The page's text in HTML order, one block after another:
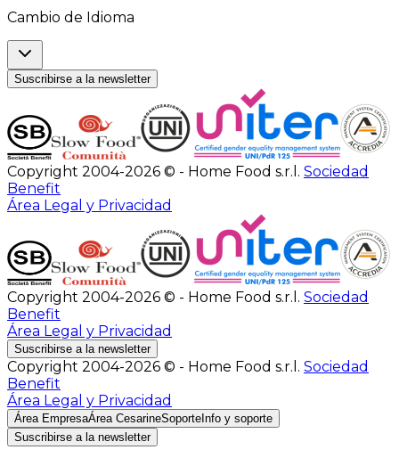
Cambio de Idioma
Suscribirse a la newsletter
Copyright 2004-2026 © - Home Food s.r.l. Sociedad
Benefit
Área Legal y Privacidad
Copyright 2004-2026 © - Home Food s.r.l. Sociedad
Benefit
Área Legal y Privacidad
Suscribirse a la newsletter
Copyright 2004-2026 © - Home Food s.r.l. Sociedad
Benefit
Área Legal y Privacidad
Área EmpresaÁrea CesarineSoporte Info y soporte
Suscribirse a la newsletter